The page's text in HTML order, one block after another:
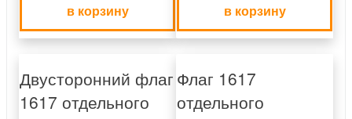
в корзину в корзину
Двусторонний флаг
1617 отдельного
Флаг 1617
отдельного